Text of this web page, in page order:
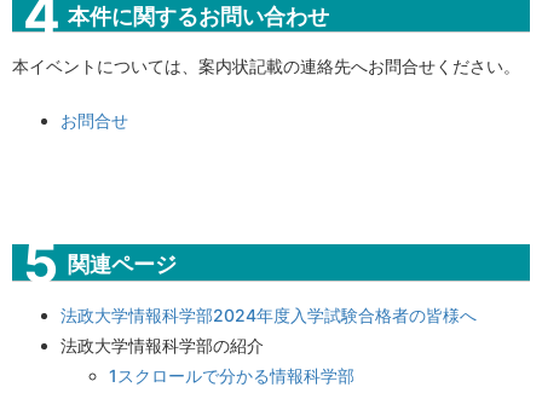
本件に関するお問い合わせ
本イベントについては、案内状記載の連絡先へお問合せください。
お問合せ
関連ページ
法政大学情報科学部2024年度入学試験合格者の皆様へ
法政大学情報科学部の紹介
1スクロールで分かる情報科学部